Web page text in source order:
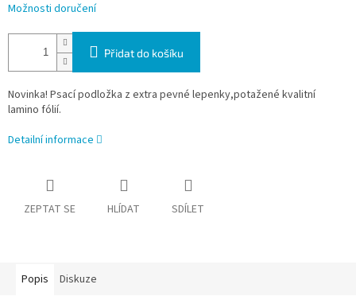
Možnosti doručení
Přidat do košíku
Novinka! Psací podložka z extra pevné lepenky,potažené kvalitní
lamino fólií.
Detailní informace
ZEPTAT SE HLÍDAT SDÍLET
Popis Diskuze